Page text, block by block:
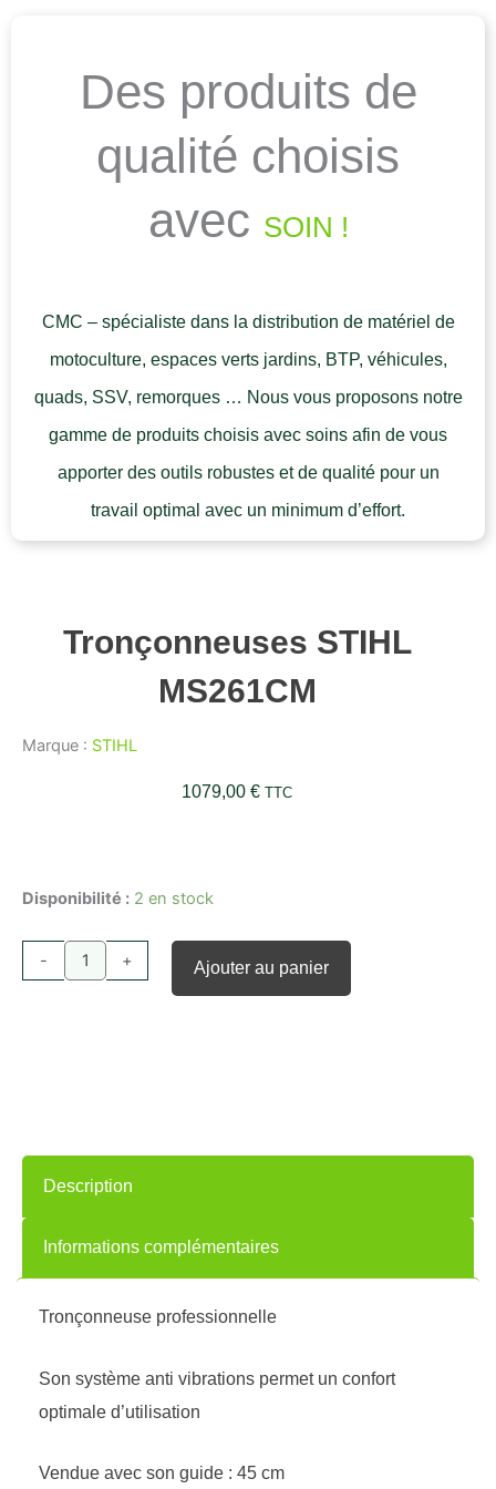
Des produits de
qualité choisis
avec SOIN !
CMC – spécialiste dans la distribution de matériel de
motoculture, espaces verts jardins, BTP, véhicules,
quads, SSV, remorques … Nous vous proposons notre
gamme de produits choisis avec soins afin de vous
apporter des outils robustes et de qualité pour un
travail optimal avec un minimum d’effort.
Tronçonneuses STIHL
MS261CM
Marque : STIHL
1079,00 € TTC
Disponibilité : 2 en stock
-
Tronçonneuses
MS261CM
+ Ajouter au panier
Description
Informations complémentaires
Tronçonneuse professionnelle
Son système anti vibrations permet un confort
optimale d’utilisation
Vendue avec son guide : 45 cm